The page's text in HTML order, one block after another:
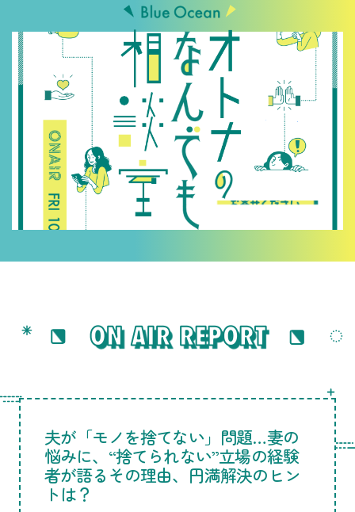
メッセージをお寄せ
夫が「モノを捨てない」問題…妻の
悩みに、“捨てられない”立場の経験
者が語るその理由、円満解決のヒン
トは？